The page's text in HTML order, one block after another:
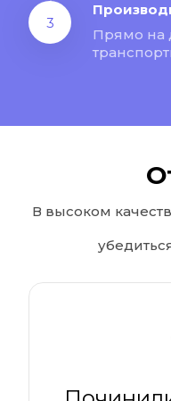
3
Прямо на
В высоком